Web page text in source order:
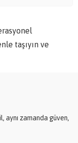
taşıyın ve
aynı zamanda güven,